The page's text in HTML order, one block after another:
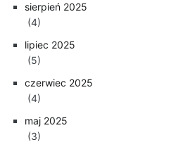
sierpień 2025
(4)
lipiec 2025
(5)
czerwiec 2025
(4)
maj 2025
(3)